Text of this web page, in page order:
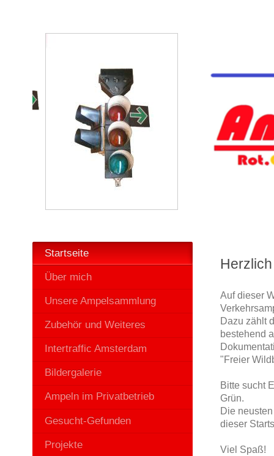
Auf dieser
Dazu zählt
bestehend
"Freier
Bitte sucht
Grün.
Die
dieser
Viel Spaß!
Startseite
Über mich
Unsere Ampelsammlung
Zubehör und Weiteres
Intertraffic Amsterdam
Bildergalerie
Ampeln im Privatbetrieb
Gesucht-Gefunden
Projekte